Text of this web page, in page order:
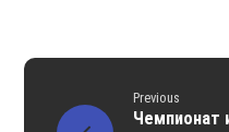
Previous
Чемпионат